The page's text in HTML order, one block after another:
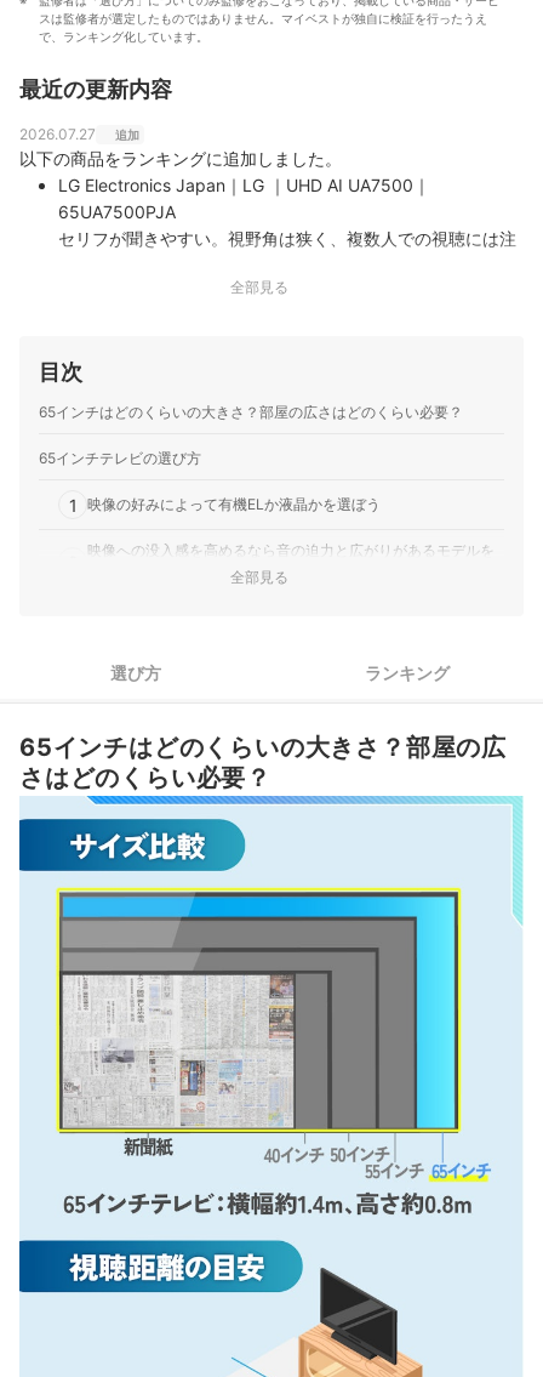
スは監修者が選定したものではありません。マイベストが独自に検証を行ったうえ
で、ランキング化しています。
最近の更新内容
2026.07.27 追加
以下の商品をランキングに追加しました。
LG Electronics Japan｜LG ｜UHD AI UA7500｜
65UA7500PJA
セリフが聞きやすい。視野角は狭く、複数人での視聴には注
年発売の65V型4K液晶テレビです。AIプロセッサー「α7 AI
全部見る
目次
65インチはどのくらいの大きさ？部屋の広さはどのくらい必要？
65インチテレビの選び方
1 映像の好みによって有機ELか液晶かを選ぼう
映像への没入感を高めるなら音の迫力と広がりがあるモデルを
ネット動画を快適に楽しむなら最新機能をチェック
売れ筋の人気65インチテレビ全23商品を徹底比較！
視聴する際の適正距離は？床から何cmの高さに設置するのがいい？
壁掛けやテレビスタンドで設置すると省スペースかつ、すっきりとした
▼テレビのカテゴリ一覧はこちら▼
65インチテレビの売れ筋ランキングもチェック！
全部見る
選び方 ランキング
65インチはどのくらいの大きさ？部屋の広
さはどのくらい必要？